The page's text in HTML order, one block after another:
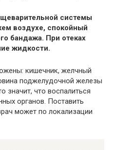
системы
воздухе, спокойный
бандажа. При отеках
жидкости.
кишечник, желчный
поджелудочной железы
значит, что воспалиться
органов. Поставить
может по локализации